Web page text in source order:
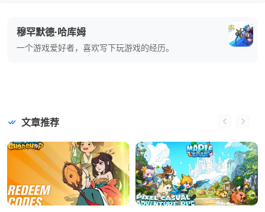
穆罕默德·哈库姆
一个游戏爱好者，喜欢写下玩游戏的经历。
文章推荐